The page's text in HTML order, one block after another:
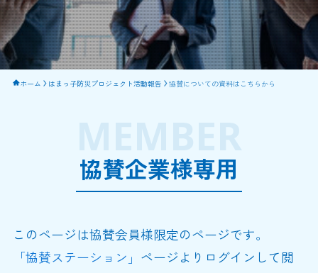
ホーム はまっ子防災プロジェクト活動報告 協賛についての資料はこちらから
協賛企業様専用
MEMBER
このページは協賛会員様限定のページです。
「協賛ステーション」 ページよりログインして閲